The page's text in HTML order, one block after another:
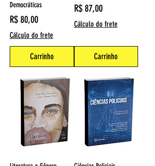
Democráticas
Preço
R$ 80,00
Cálculo do frete
Carrinho
Preço
R$ 87,00
Cálculo do frete
Carrinho